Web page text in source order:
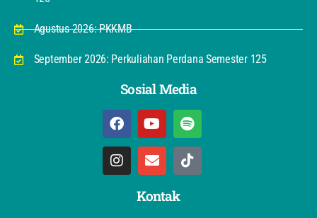
Agustus 2026: PKKMB
September 2026: Perkuliahan Perdana Semester 125
Sosial Media
Kontak